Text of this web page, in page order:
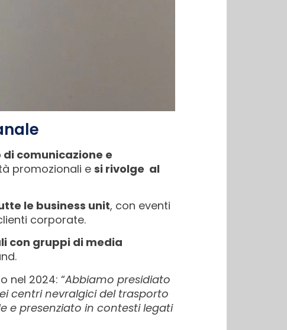
comunicazione e
promozionali e si rivolge al
le business unit, con eventi
corporate.
con gruppi di media
nel 2024: “Abbiamo presidiato
centri nevralgici del trasporto
e presenziato in contesti legati